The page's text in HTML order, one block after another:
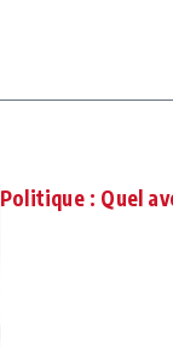
Politique : Quel